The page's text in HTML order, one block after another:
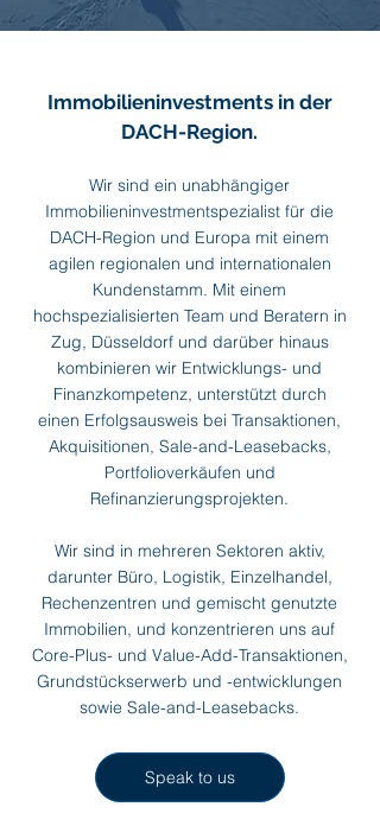
Immobilieninvestments in der
DACH-Region.
Wir sind ein unabhängiger
Immobilieninvestmentspezialist für die
DACH-Region und Europa mit einem
agilen regionalen und internationalen
Kundenstamm. Mit einem
hochspezialisierten Team und Beratern in
Zug, Düsseldorf und darüber hinaus
kombinieren wir Entwicklungs- und
Finanzkompetenz, unterstützt durch
einen Erfolgsausweis bei Transaktionen,
Akquisitionen, Sale-and-Leasebacks,
Portfolioverkäufen und
Refinanzierungsprojekten.
Wir sind in mehreren Sektoren aktiv,
darunter Büro, Logistik, Einzelhandel,
Rechenzentren und gemischt genutzte
Immobilien, und konzentrieren uns auf
Core-Plus- und Value-Add-Transaktionen,
Grundstückserwerb und -entwicklungen
sowie Sale-and-Leasebacks.
Speak to us